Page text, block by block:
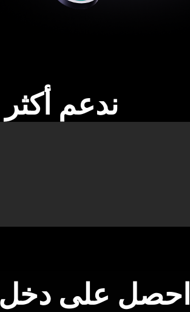
ندعم أكثر من 100
احصل على دخل